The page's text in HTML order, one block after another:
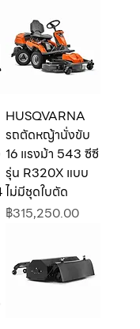
HUSQVARNA
รถตัดหญ้านั่งขับ
16 แรงม้า 543 ซีซี
รุ่น R320X แบบ
ไม่มีชุดใบตัด
ราคา
฿315,250.00